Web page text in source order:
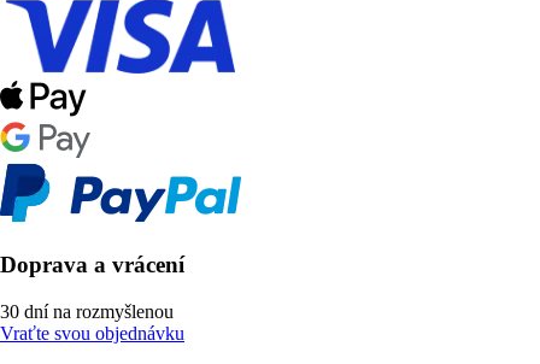
Doprava a vrácení
30 dní na rozmyšlenou
Vraťte svou objednávku